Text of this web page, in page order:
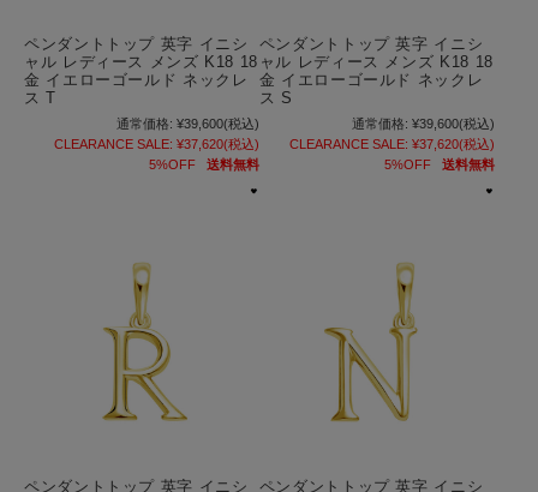
ペンダントトップ 英字 イニシ
ャル レディース メンズ K18 18
金 イエローゴールド ネックレ
ス T
通常価格: ¥39,600(税込)
CLEARANCE SALE: ¥37,620(税込)
5%OFF
送料無料
ペンダントトップ 英字 イニシ
ャル レディース メンズ K18 18
金 イエローゴールド ネックレ
ス S
通常価格: ¥39,600(税込)
CLEARANCE SALE: ¥37,620(税込)
5%OFF
送料無料
ペンダントトップ 英字 イニシ
ペンダントトップ 英字 イニシ